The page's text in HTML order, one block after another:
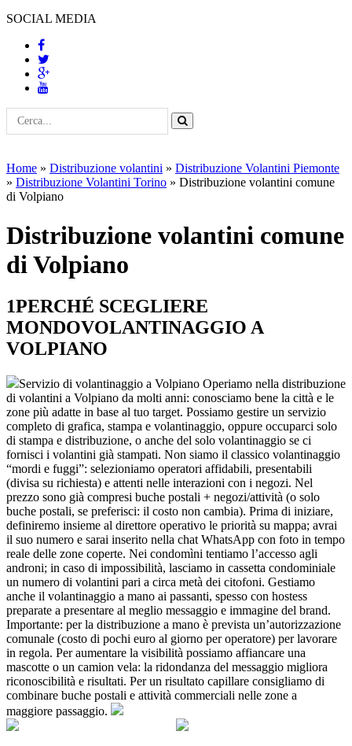
SOCIAL MEDIA
Home » Distribuzione volantini » Distribuzione Volantini Piemonte
» Distribuzione Volantini Torino » Distribuzione volantini comune
di Volpiano
Distribuzione volantini comune
di Volpiano
1PERCHÉ SCEGLIERE
MONDOVOLANTINAGGIO A
VOLPIANO
Servizio di volantinaggio a Volpiano Operiamo nella distribuzione
di volantini a Volpiano da molti anni: conosciamo bene la città e le
zone più adatte in base al tuo target. Possiamo gestire un servizio
completo di grafica, stampa e volantinaggio, oppure occuparci solo
di stampa e distribuzione, o anche del solo volantinaggio se ci
fornisci i volantini già stampati. Non siamo il classico volantinaggio
“mordi e fuggi”: selezioniamo operatori affidabili, presentabili
(divisa su richiesta) e attenti nelle interazioni con i negozi. Nel
prezzo sono già compresi buche postali + negozi/attività (o solo
buche postali, se preferisci: il costo non cambia). Prima di iniziare,
definiremo insieme al direttore operativo le priorità su mappa; avrai
il suo numero e sarai inserito nella chat WhatsApp con foto in tempo
reale delle zone coperte. Nei condomìni tentiamo l’accesso agli
androni; in caso di impossibilità, lasciamo in cassetta condominiale
un numero di volantini pari a circa metà dei citofoni. Gestiamo
anche il volantinaggio a mano ai passanti, spesso con hostess
preparate a presentare al meglio messaggio e immagine del brand.
Importante: per la distribuzione a mano è prevista un’autorizzazione
comunale (costo di pochi euro al giorno per operatore) per lavorare
in regola. Per aumentare la visibilità possiamo affiancare una
mascotte o un camion vela: la ridondanza del messaggio migliora
riconoscibilità e risultati. Per un risultato capillare consigliamo di
combinare buche postali e attività commerciali nelle zone a
maggiore passaggio.